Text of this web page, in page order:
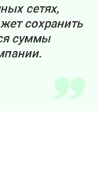
сетях,
сохранить
суммы